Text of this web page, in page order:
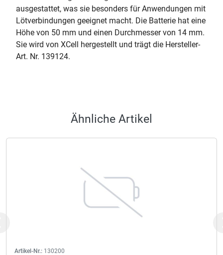
ausgestattet, was sie besonders für Anwendungen mit
Lötverbindungen geeignet macht. Die Batterie hat eine
Höhe von 50 mm und einen Durchmesser von 14 mm.
Sie wird von XCell hergestellt und trägt die Hersteller-
Art. Nr. 139124.
Ähnliche Artikel
Artikel-Nr.: 130200